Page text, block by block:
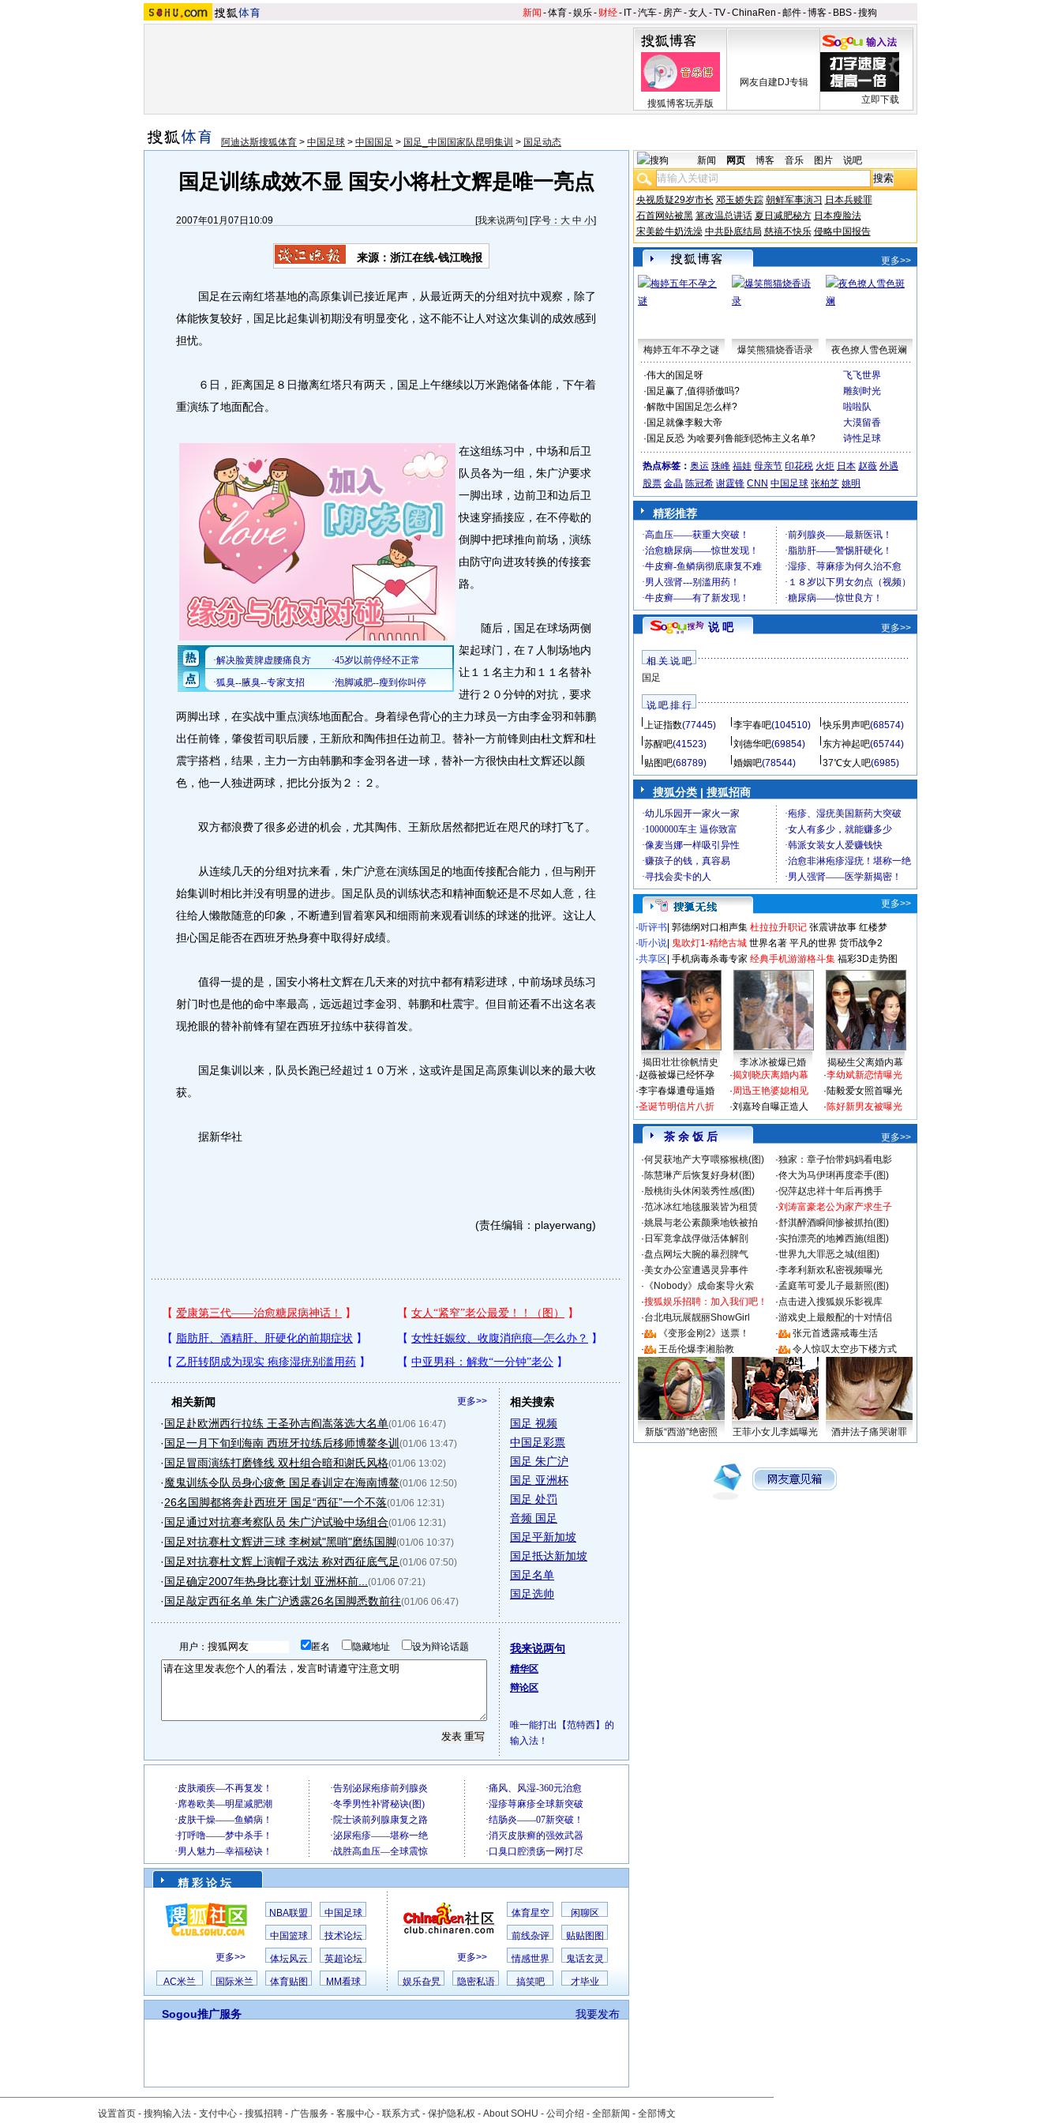
新闻 -体育-娱乐- 财经- IT-汽车- 房产-女人 -TV-ChinaRen -邮件-博客- BBS-搜狗
搜狐博客玩弄版
网友自建DJ专辑
立即下载
阿迪达斯搜狐体育 > 中国足球 > 中国国足 > 国足_中国国家队昆明集训 > 国足动态
国足训练成效不显 国安小将杜文辉是唯一亮点
2007年01月07日10:09 [我来说两句] [字号： 大 中 小]
来源：浙江在线-钱江晚报
国足在云南红塔基地的高原集训已接近尾声，从最近两天的分组对抗中观察，除了
体能恢复较好，国足比起集训初期没有明显变化，这不能不让人对这次集训的成效感到
担忧。
６日，距离国足８日撤离红塔只有两天，国足上午继续以万米跑储备体能，下午着
重演练了地面配合。
在这组练习中，中场和后卫
队员各为一组，朱广沪要求
一脚出球，边前卫和边后卫
快速穿插接应，在不停歇的
倒脚中把球推向前场，演练
由防守向进攻转换的传接套
路。
随后，国足在球场两侧
架起球门，在７人制场地内
让１１名主力和１１名替补
进行２０分钟的对抗，要求
两脚出球，在实战中重点演练地面配合。身着绿色背心的主力球员一方由李金羽和韩鹏
出任前锋，肇俊哲司职后腰，王新欣和陶伟担任边前卫。替补一方前锋则由杜文辉和杜
震宇搭档，结果，主力一方由韩鹏和李金羽各进一球，替补一方很快由杜文辉还以颜
色，他一人独进两球，把比分扳为２：２。
双方都浪费了很多必进的机会，尤其陶伟、王新欣居然都把近在咫尺的球打飞了。
从连续几天的分组对抗来看，朱广沪意在演练国足的地面传接配合能力，但与刚开
始集训时相比并没有明显的进步。国足队员的训练状态和精神面貌还是不尽如人意，往
往给人懒散随意的印象，不断遭到冒着寒风和细雨前来观看训练的球迷的批评。这让人
担心国足能否在西班牙热身赛中取得好成绩。
值得一提的是，国安小将杜文辉在几天来的对抗中都有精彩进球，中前场球员练习
射门时也是他的命中率最高，远远超过李金羽、韩鹏和杜震宇。但目前还看不出这名表
现抢眼的替补前锋有望在西班牙拉练中获得首发。
国足集训以来，队员长跑已经超过１０万米，这或许是国足高原集训以来的最大收
获。
据新华社
(责任编辑：playerwang)
更多>>
相关新闻
·国足赴欧洲西行拉练 王圣孙吉阎嵩落选大名单(01/06 16:47)
·国足一月下旬到海南 西班牙拉练后移师博鳌冬训 (01/06 13:47)
·国足冒雨演练打磨锋线 双杜组合暗和谢氏风格(01/06 13:02)
·魔鬼训练令队员身心疲惫 国足春训定在海南博鳌(01/06 12:50)
·26名国脚都将奔赴西班牙 国足“西征”一个不落(01/06 12:31)
·国足通过对抗赛考察队员 朱广沪试验中场组合(01/06 12:31)
·国足对抗赛杜文辉进三球 李树斌"黑哨"磨练国脚(01/06 10:37)
·国足对抗赛杜文辉上演帽子戏法 称对西征底气足(01/06 07:50)
·国足确定2007年热身比赛计划 亚洲杯前... (01/06 07:21)
·国足敲定西征名单 朱广沪透露26名国脚悉数前往(01/06 06:47)
相关搜索
国足 视频
中国足彩票
国足 朱广沪
国足 亚洲杯
国足 处罚
音频 国足
国足平新加坡
国足抵达新加坡
国足名单
国足选帅
用户： 匿名 隐藏地址 设为辩论话题 我来说两句
精华区
辩论区
唯一能打出【范特西】的
输入法！
精 彩 论 坛
更多>>
NBA联盟 中国足球
中国篮球 技术论坛
体坛风云 英超论坛
AC米兰 国际米兰 体育贴图 MM看球
更多>>
体育星空 闲聊区
前线杂评 贴贴图图
情感世界 鬼话玄灵
娱乐旮旯 隐密私语 搞笑吧 才毕业
我要发布
Sogou推广服务
新闻 网页 博客 音乐 图片 说吧
央视质疑29岁市长 邓玉娇失踪 朝鲜军事演习 日本兵赎罪
石首网站被黑 篡改温总讲话 夏日减肥秘方 日本瘦脸法
宋美龄牛奶洗澡 中共卧底结局 慈禧不快乐 侵略中国报告
更多>>
梅婷五年不孕之谜 爆笑熊猫烧香语录 夜色撩人雪色斑斓
·伟大的国足呀
飞飞世界
· 国足赢了,值得骄傲吗?
雕刻时光
·解散中国国足怎么样?
啦啦队
· 国足就像李毅大帝
大漠留香
· 国足反恐 为啥要列鲁能到恐怖主义名单? 诗性足球
热点标签： 奥运 珠峰 福娃 母亲节 印花税 火炬 日本 赵薇 外遇
股票 金晶 陈冠希 谢霆锋 CNN 中国足球 张柏芝 姚明
精彩推荐
说 吧 更多>>
相 关 说 吧
国足
说 吧 排 行
上证指数(77445) 李宇春吧(104510) 快乐男声吧(68574)
苏醒吧(41523) 刘德华吧(69854) 东方神起吧(65744)
贴图吧(68789) 婚姻吧(78544) 37℃女人吧(6985)
搜狐分类 | 搜狐招商
更多>>
·听评书 郭德纲对口相声集 杜拉拉升职记 张震讲故事 红楼梦
·听小说 鬼吹灯1-精绝古城 世界名著 平凡的世界 货币战争2
·共享区 手机病毒杀毒专家 经典手机游游格斗集 福彩3D走势图
揭田壮壮徐帆情史 李冰冰被爆已婚
揭秘生父离婚内幕
·赵薇被爆已经怀孕
·李宇春爆遭母逼婚
·圣诞节明信片八折
·揭刘晓庆离婚内幕
·周迅王艳婆媳相见
·刘嘉玲自曝正造人
·李幼斌新恋情曝光
·陆毅爱女照首曝光
·陈好新男友被曝光
茶 余 饭 后
更多>>
·何炅获地产大亨喂猕猴桃(图) ·独家：章子怡带妈妈看电影
·陈慧琳产后恢复好身材(图) ·佟大为马伊琍再度牵手(图)
·殷桃街头休闲装秀性感(图) ·倪萍赵忠祥十年后再携手
·范冰冰红地毯服装皆为租赁 ·刘涛富豪老公为家产求生子
·姚晨与老公素颜乘地铁被拍 ·舒淇醉酒瞬间惨被抓拍(图)
· 日军竟拿战俘做活体解剖 ·实拍漂亮的地摊西施(组图)
·盘点网坛大腕的暴烈脾气 ·世界九大罪恶之城(组图)
·美女办公室遭遇灵异事件 ·李孝利新欢私密视频曝光
· 《Nobody》成命案导火索 ·孟庭苇可爱儿子最新照(图)
·搜狐娱乐招聘：加入我们吧！ ·点击进入搜狐娱乐影视库
·台北电玩展靓丽ShowGirl ·游戏史上最般配的十对情侣
·
《变形金刚2》送票！ ·
张元首透露戒毒生活
·
王岳伦爆李湘胎教 · 令人惊叹太空步下楼方式
新版“西游”绝密照 王菲小女儿李嫣曝光 酒井法子痛哭谢罪
设置首页 - 搜狗输入法 - 支付中心 - 搜狐招聘 - 广告服务 - 客服中心 - 联系方式 - 保护隐私权 - About SOHU - 公司介绍 - 全部新闻 - 全部博文